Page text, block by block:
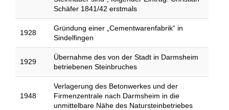
Downloads
Schäfer 1841/42 erstmals
1928
Gründung einer „Cementwarenfabrik“ in
Sindelfingen
1929
Übernahme des von der Stadt in Darmsheim
betriebenen Steinbruches
1948
Verlagerung des Betonwerkes und der
Firmenzentrale nach Darmsheim in die
unmittelbare Nähe des Natursteinbetriebes